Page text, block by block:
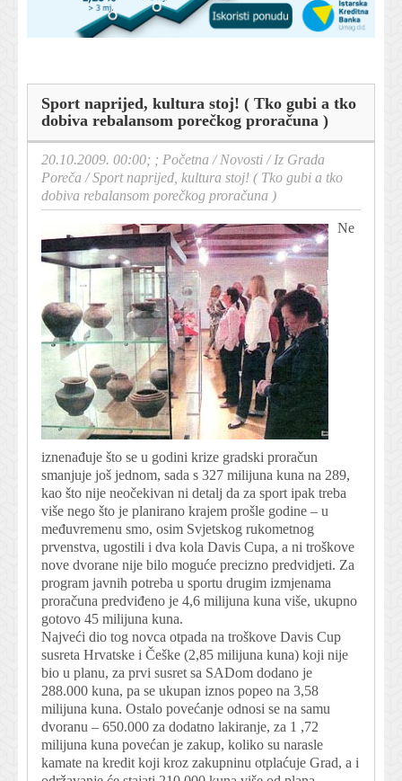
Sport naprijed, kultura stoj! ( Tko gubi a tko
dobiva rebalansom porečkog proračuna )
20.10.2009. 00:00; ; Početna /Novosti /Iz Grada
Poreča /Sport naprijed, kultura stoj! ( Tko gubi a tko
dobiva rebalansom porečkog proračuna )
Ne
iznenađuje što se u godini krize gradski proračun
smanjuje još jednom, sada s 327 milijuna kuna na 289,
kao što nije neočekivan ni detalj da za sport ipak treba
više nego što je planirano krajem prošle godine – u
međuvremenu smo, osim Svjetskog rukometnog
prvenstva, ugostili i dva kola Davis Cupa, a ni troškove
nove dvorane nije bilo moguće precizno predvidjeti. Za
program javnih potreba u sportu drugim izmjenama
proračuna predviđeno je 4,6 milijuna kuna više, ukupno
gotovo 45 milijuna kuna.
Najveći dio tog novca otpada na troškove Davis Cup
susreta Hrvatske i Češke (2,85 milijuna kuna) koji nije
bio u planu, za prvi susret sa SADom dodano je
288.000 kuna, pa se ukupan iznos popeo na 3,58
milijuna kuna. Ostalo povećanje odnosi se na samu
dvoranu – 650.000 za dodatno lakiranje, za 1 ,72
milijuna kuna povećan je zakup, koliko su narasle
kamate na kredit koji kroz zakupninu otplaćuje Grad, a i